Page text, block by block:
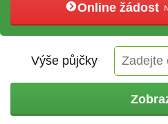
Online žádost
Výše půjčky